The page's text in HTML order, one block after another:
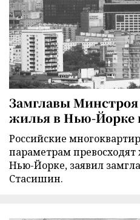
Замглавы Минстроя
жилья в Нью-Йорке
Российские
параметрам превосходят
Нью-Йорке, заявил
Стасишин.